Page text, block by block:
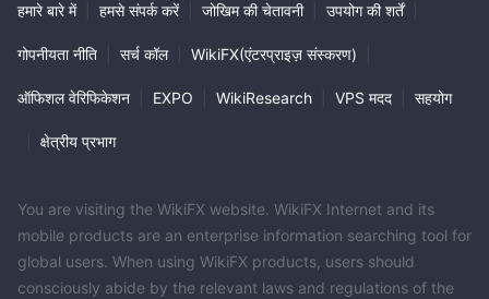
हमारे बारे में हमसे संपर्क करें जोखिम की चेतावनी उपयोग की शर्तें
गोपनीयता नीति सर्च कॉल WikiFX(एंटरप्राइज़ संस्करण)
ऑफिशल वेरिफिकेशन EXPO WikiResearch VPS मदद सहयोग
क्षेत्रीय प्रभाग
You are visiting the WikiFX website. WikiFX Internet and its
mobile products are an enterprise information searching tool for
global users. When using WikiFX products, users should
consciously abide by the relevant laws and regulations of the